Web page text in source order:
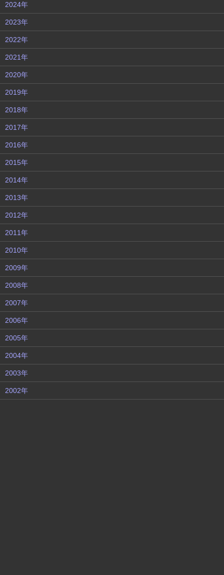
2024年
2023年
2022年
2021年
2020年
2019年
2018年
2017年
2016年
2015年
2014年
2013年
2012年
2011年
2010年
2009年
2008年
2007年
2006年
2005年
2004年
2003年
2002年